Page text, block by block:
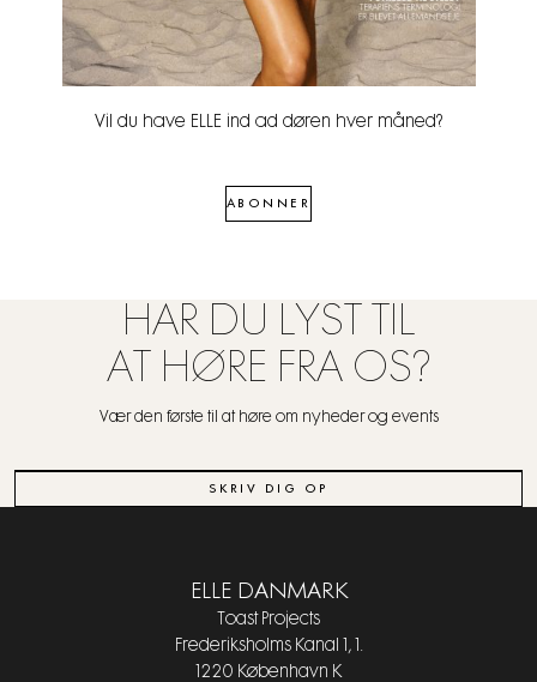
Vil du have ELLE ind ad døren hver måned?
ABONNER
HAR DU LYST TIL
AT HØRE FRA OS?
Vær den første til at høre om nyheder og events
SKRIV DIG OP
ELLE DANMARK
Toast Projects
Frederiksholms Kanal 1, 1.
1220 København K